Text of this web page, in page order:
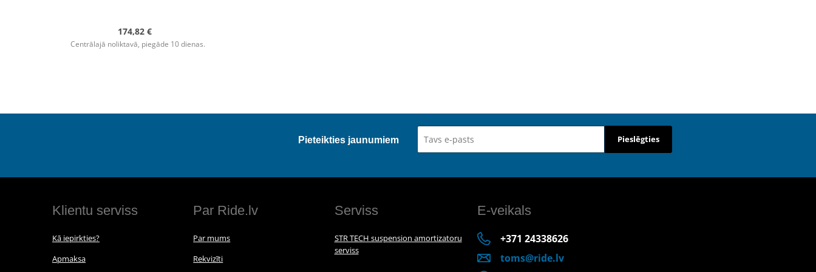
174,82 €
Centrālajā noliktavā, piegāde 10 dienas.
Pieteikties jaunumiem Pieslēgties
Klientu serviss
Kā iepirkties?
Apmaksa
Par Ride.lv
Par mums
Rekvizīti
Serviss
STR TECH suspension amortizatoru
serviss
E-veikals
+371 24338626
toms@ride.lv